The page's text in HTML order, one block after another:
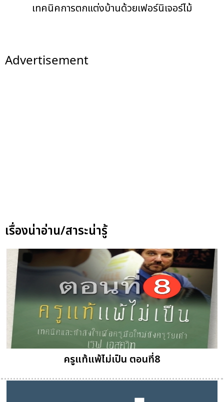
เทคนิคการตกแต่งบ้านด้วยเฟอร์นิเจอร์ไม้
Advertisement
เรื่องน่าอ่าน/สาระน่ารู้
ครูแท้แพ้ไม่เป็น ตอนที่8